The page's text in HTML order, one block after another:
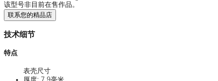
该型号非目前在售作品。
联系您的精品店
技术细节
特点
表壳尺寸